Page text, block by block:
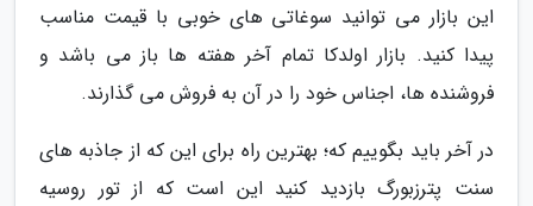
این بازار می توانید سوغاتی های خوبی با قیمت مناسب
پیدا کنید. بازار اولدکا تمام آخر هفته ها باز می باشد و
فروشنده ها، اجناس خود را در آن به فروش می گذارند.
در آخر باید بگوییم که؛ بهترین راه برای این که از جاذبه های
سنت پترزبورگ بازدید کنید این است که از تور روسیه